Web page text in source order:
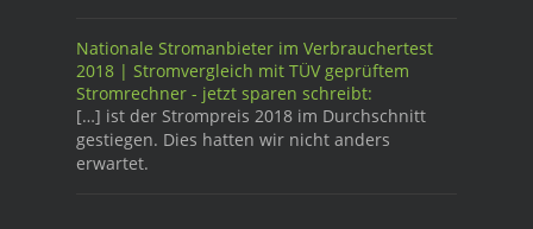
Nationale Stromanbieter im Verbrauchertest
2018 | Stromvergleich mit TÜV geprüftem
Stromrechner - jetzt sparen schreibt:
[…] ist der Strompreis 2018 im Durchschnitt
gestiegen. Dies hatten wir nicht anders
erwartet.